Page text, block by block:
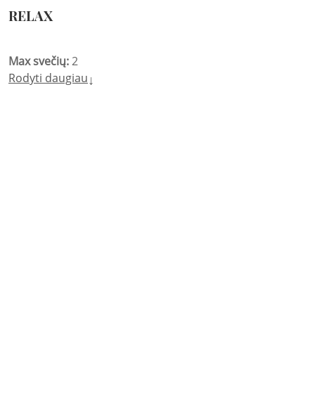
RELAX
Max svečių:2
Rodyti daugiau